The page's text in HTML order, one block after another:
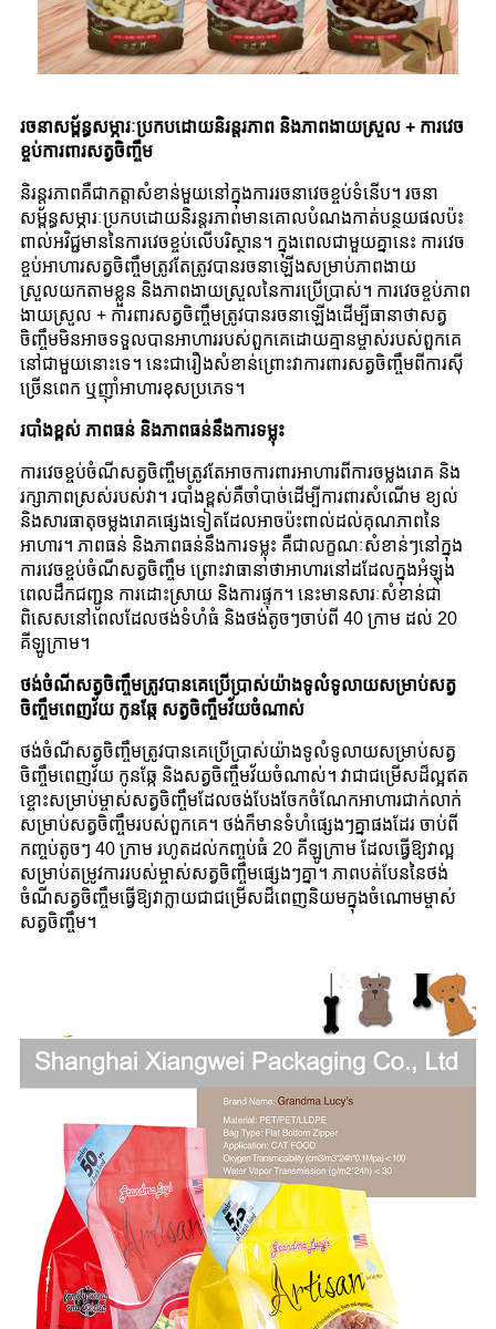
រចនាសម្ព័ន្ធសម្ភារៈប្រកបដោយនិរន្តរភាព និងភាពងាយស្រួល + ការវេច
ខ្ចប់ការពារសត្វចិញ្ចឹម
និរន្តរភាពគឺជាកត្តាសំខាន់មួយនៅក្នុងការរចនាវេចខ្ចប់ទំនើប។ រចនា
សម្ព័ន្ធសម្ភារៈប្រកបដោយនិរន្តរភាពមានគោលបំណងកាត់បន្ថយផលប៉ះ
ពាល់អវិជ្ជមាននៃការវេចខ្ចប់លើបរិស្ថាន។ ក្នុងពេលជាមួយគ្នានេះ ការវេច
ខ្ចប់អាហារសត្វចិញ្ចឹមត្រូវតែត្រូវបានរចនាឡើងសម្រាប់ភាពងាយ
ស្រួលយកតាមខ្លួន និងភាពងាយស្រួលនៃការប្រើប្រាស់។ ការវេចខ្ចប់ភាព
ងាយស្រួល + ការពារសត្វចិញ្ចឹមត្រូវបានរចនាឡើងដើម្បីធានាថាសត្វ
ចិញ្ចឹមមិនអាចទទួលបានអាហាររបស់ពួកគេដោយគ្មានម្ចាស់របស់ពួកគេ
នៅជាមួយនោះទេ។ នេះជារឿងសំខាន់ព្រោះវាការពារសត្វចិញ្ចឹមពីការស៊ី
ច្រើនពេក ឬញ៉ាំអាហារខុសប្រភេទ។
របាំងខ្ពស់ ភាពធន់ និងភាពធន់នឹងការទម្លុះ
ការវេចខ្ចប់ចំណីសត្វចិញ្ចឹមត្រូវតែអាចការពារអាហារពីការចម្លងរោគ និង
រក្សាភាពស្រស់របស់វា។ របាំងខ្ពស់គឺចាំបាច់ដើម្បីការពារសំណើម ខ្យល់
និងសារធាតុចម្លងរោគផ្សេងទៀតដែលអាចប៉ះពាល់ដល់គុណភាពនៃ
អាហារ។ ភាពធន់ និងភាពធន់នឹងការទម្លុះ គឺជាលក្ខណៈសំខាន់ៗនៅក្នុង
ការវេចខ្ចប់ចំណីសត្វចិញ្ចឹម ព្រោះវាធានាថាអាហារនៅដដែលក្នុងអំឡុង
ពេលដឹកជញ្ជូន ការដោះស្រាយ និងការផ្ទុក។ នេះមានសារៈសំខាន់ជា
ពិសេសនៅពេលដែលថង់ទំហំធំ និងថង់តូចៗចាប់ពី 40 ក្រាម ដល់ 20
គីឡូក្រាម។
ថង់ចំណីសត្វចិញ្ចឹមត្រូវបានគេប្រើប្រាស់យ៉ាងទូលំទូលាយសម្រាប់សត្វ
ចិញ្ចឹមពេញវ័យ កូនឆ្កែ សត្វចិញ្ចឹមវ័យចំណាស់
ថង់ចំណីសត្វចិញ្ចឹមត្រូវបានគេប្រើប្រាស់យ៉ាងទូលំទូលាយសម្រាប់សត្វ
ចិញ្ចឹមពេញវ័យ កូនឆ្កែ និងសត្វចិញ្ចឹមវ័យចំណាស់។ វាជាជម្រើសដ៏ល្អឥត
ខ្ចោះសម្រាប់ម្ចាស់សត្វចិញ្ចឹមដែលចង់បែងចែកចំណែកអាហារជាក់លាក់
សម្រាប់សត្វចិញ្ចឹមរបស់ពួកគេ។ ថង់ក៏មានទំហំផ្សេងៗគ្នាផងដែរ ចាប់ពី
កញ្ចប់តូចៗ 40 ក្រាម រហូតដល់កញ្ចប់ធំ 20 គីឡូក្រាម ដែលធ្វើឱ្យវាល្អ
សម្រាប់តម្រូវការរបស់ម្ចាស់សត្វចិញ្ចឹមផ្សេងៗគ្នា។ ភាពបត់បែននៃថង់
ចំណីសត្វចិញ្ចឹមធ្វើឱ្យវាក្លាយជាជម្រើសដ៏ពេញនិយមក្នុងចំណោមម្ចាស់
សត្វចិញ្ចឹម។